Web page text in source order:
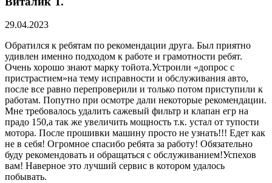
29.04.2023
Обратился к ребятам по рекомендации друга. Был приятно
удивлен именно подходом к работе и грамотности ребят.
Очень хорошо знают марку тойота.Устроили «допрос с
пристрастием»на тему исправности и обслуживания авто,
после все равно перепроверили и только потом приступили к
работам. Попутно при осмотре дали некоторые рекомендации.
Мне требовалось удалить сажевый фильтр и клапан егр на
прадо 150,а так же увеличить мощность т.к. устал от тупости
мотора. После прошивки машину просто не узнать!!! Едет как
не в себя! Огромное спасибо ребята за работу! Обязательно
буду рекомендовать и обращаться с обслуживанием!Успехов
вам! Наверное это лучший сервис в котором удалось
побывать.